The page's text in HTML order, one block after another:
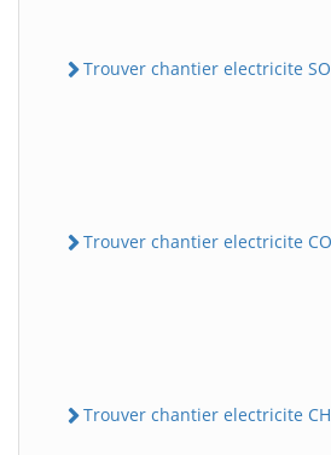
Trouver chantier electricite
Trouver chantier electricite
Trouver chantier electricite